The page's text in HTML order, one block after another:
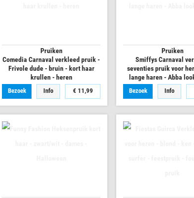
Pruiken
Comedia Carnaval verkleed pruik -
Frivole dude - bruin - kort haar
krullen - heren
Bezoek Info € 11,99
Pruiken
Smiffys Carnaval
seventies pruik voor
lange haren - Abba
Bezoek Info